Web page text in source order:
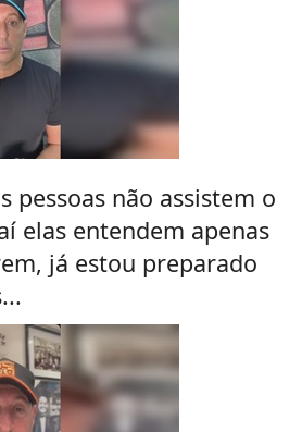
pessoas não assistem o
elas entendem apenas
já estou preparado